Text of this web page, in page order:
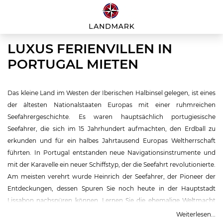
LUXUS FERIENVILLEN IN
PORTUGAL MIETEN
Das kleine Land im Westen der Iberischen Halbinsel gelegen, ist eines
der ältesten Nationalstaaten Europas mit einer ruhmreichen
Seefahrergeschichte. Es waren hauptsächlich portugiesische
Seefahrer, die sich im 15 Jahrhundert aufmachten, den Erdball zu
erkunden und für ein halbes Jahrtausend Europas Weltherrschaft
führten. In Portugal entstanden neue Navigationsinstrumente und
mit der Karavelle ein neuer Schiffstyp, der die Seefahrt revolutionierte.
Am meisten verehrt wurde Heinrich der Seefahrer, der Pioneer der
Entdeckungen, dessen Spuren Sie noch heute in der Hauptstadt
Lissabon nachspüren können. Lernen Sie die ehemalige Weltmacht
und Heimat der Seefahrer kennen! Das Urlaubsland Portugal ist eine
Weiterlesen...